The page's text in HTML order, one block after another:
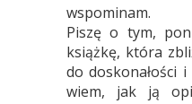
wspominam.
Piszę o tym,
książkę, która
do doskonałości
wiem, jak ją